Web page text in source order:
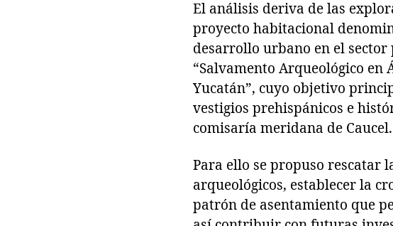
El análisis deriva de las
proyecto habitacional
desarrollo urbano en el sector
“Salvamento Arqueológico en
Yucatán”, cuyo objetivo
vestigios prehispánicos e
comisaría meridana de Caucel.
Para ello se propuso rescatar
arqueológicos, establecer la
patrón de asentamiento que